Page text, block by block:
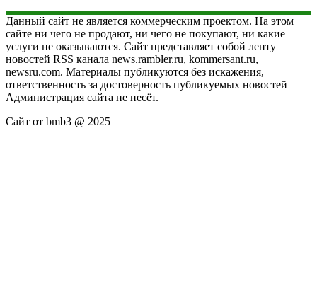
Данный сайт не является коммерческим проектом. На этом
сайте ни чего не продают, ни чего не покупают, ни какие
услуги не оказываются. Сайт представляет собой ленту
новостей RSS канала news.rambler.ru, kommersant.ru,
newsru.com. Материалы публикуются без искажения,
ответственность за достоверность публикуемых новостей
Администрация сайта не несёт.
Сайт от bmb3 @ 2025